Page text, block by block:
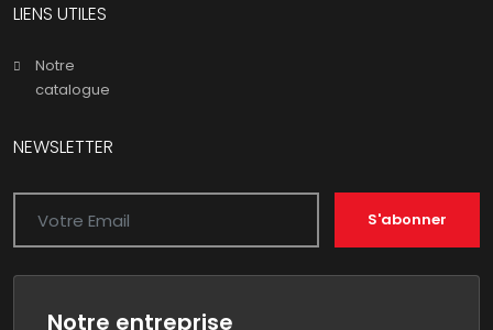
LIENS UTILES
Notre
catalogue
NEWSLETTER
S'abonner
Notre entreprise